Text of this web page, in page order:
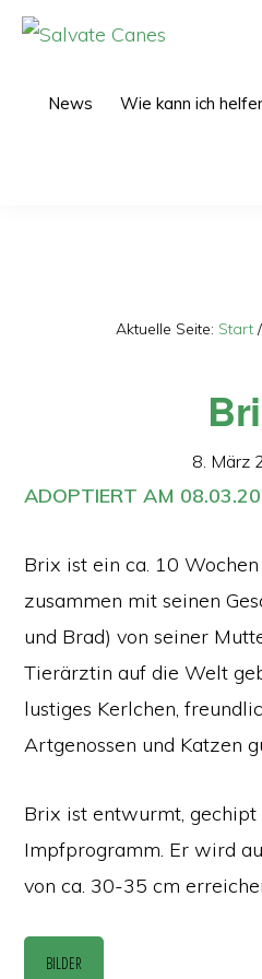
Zur
Zum
News Wie kann ich
Aktuelle Seite: Start /
8. März
ADOPTIERT AM
Brix ist ein ca. 10
zusammen mit seinen
und Brad) von seiner
Tierärztin auf die Welt
lustiges Kerlchen,
Artgenossen und Katzen
Brix ist entwurmt,
Impfprogramm. Er wird
von ca. 30-35 cm
BILDER